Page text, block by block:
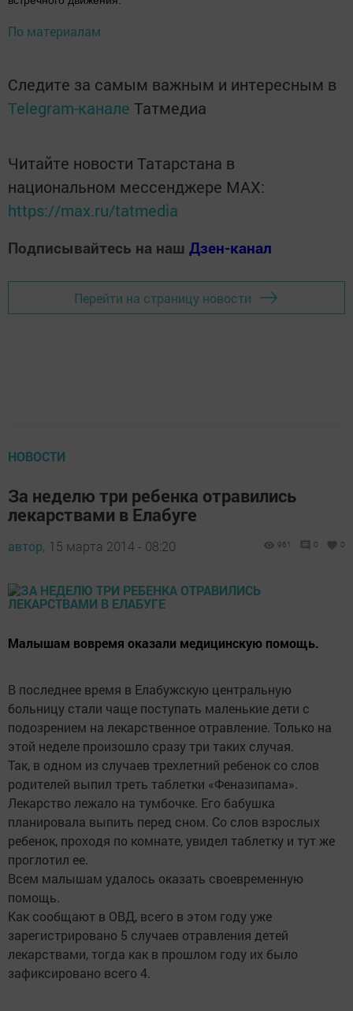
По материалам
Следите за самым важным и интересным в
Telegram-канале Татмедиа
Читайте новости Татарстана в
национальном мессенджере MАХ:
https://max.ru/tatmedia
Подписывайтесь на наш Дзен-канал
Перейти на страницу новости
НОВОСТИ
За неделю три ребенка отравились
лекарствами в Елабуге
автор, 15 марта 2014 - 08:20 961 0 0
Малышам вовремя оказали медицинскую помощь.
В последнее время в Елабужскую центральную
больницу стали чаще поступать маленькие дети с
подозрением на лекарственное отравление. Только на
этой неделе произошло сразу три таких случая.
Так, в одном из случаев трехлетний ребенок со слов
родителей выпил треть таблетки «Феназипама».
Лекарство лежало на тумбочке. Его бабушка
планировала выпить перед сном. Со слов взрослых
ребенок, проходя по комнате, увидел таблетку и тут же
проглотил ее.
Всем малышам удалось оказать своевременную
помощь.
Как сообщают в ОВД, всего в этом году уже
зарегистрировано 5 случаев отравления детей
лекарствами, тогда как в прошлом году их было
зафиксировано всего 4.